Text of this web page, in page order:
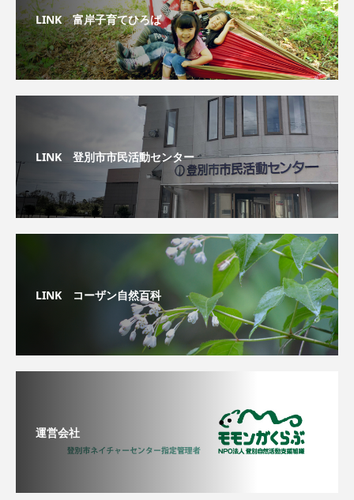
LINK 富岸子育てひろば
LINK 登別市市民活動センター
LINK コーザン自然百科
運営会社